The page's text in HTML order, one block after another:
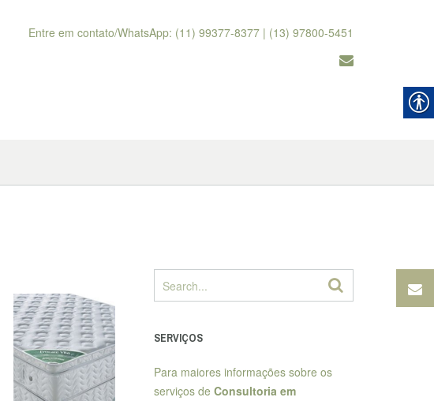
Entre em contato/WhatsApp: (11) 99377-8377 | (13) 97800-5451
SERVIÇOS
Para maiores informações sobre os
serviços de Consultoria em